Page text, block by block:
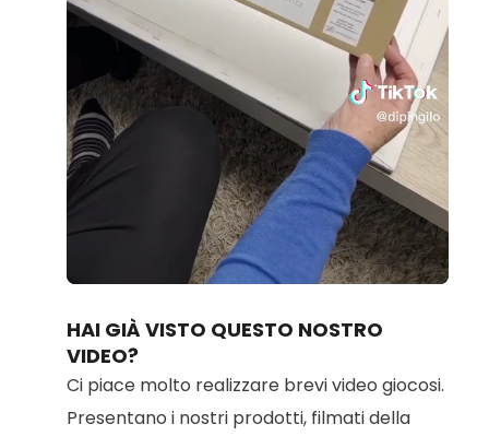
Loaded:
70.14%
HAI GIÀ VISTO QUESTO NOSTRO
VIDEO?
Ci piace molto realizzare brevi video giocosi.
Presentano i nostri prodotti, filmati della